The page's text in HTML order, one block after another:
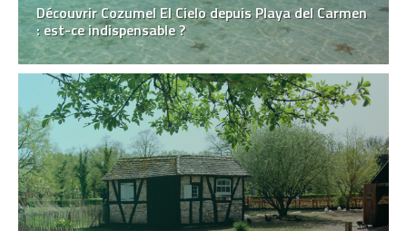
Découvrir Cozumel El Cielo depuis Playa del Carmen
: est-ce indispensable ?